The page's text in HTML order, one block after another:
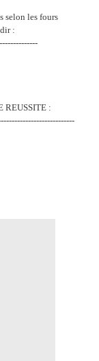
selon les fours
:
REUSSITE :